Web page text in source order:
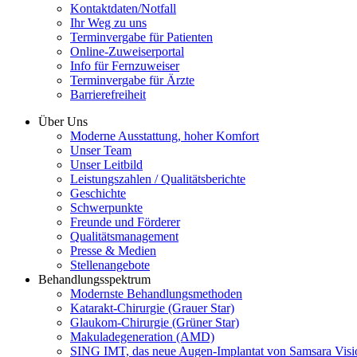
Kontaktdaten/Notfall
Ihr Weg zu uns
Terminvergabe für Patienten
Online-Zuweiserportal
Info für Fernzuweiser
Terminvergabe für Ärzte
Barrierefreiheit
Über Uns
Moderne Ausstattung, hoher Komfort
Unser Team
Unser Leitbild
Leistungszahlen / Qualitätsberichte
Geschichte
Schwerpunkte
Freunde und Förderer
Qualitätsmanagement
Presse & Medien
Stellenangebote
Behandlungsspektrum
Modernste Behandlungsmethoden
Katarakt-Chirurgie (Grauer Star)
Glaukom-Chirurgie (Grüner Star)
Makuladegeneration (AMD)
SING IMT, das neue Augen-Implantat von Samsara